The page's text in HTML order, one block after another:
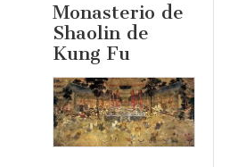
Monasterio de
Shaolin de
Kung Fu